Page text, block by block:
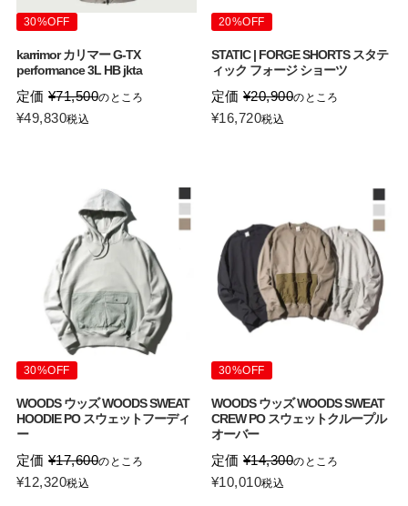
30%OFF
karrimor カリマー G-TX
performance 3L HB jkta
定価 ¥71,500のところ
¥49,830税込
20%OFF
STATIC | FORGE SHORTS スタテ
ィック フォージ ショーツ
定価 ¥20,900のところ
¥16,720税込
30%OFF
WOODS ウッズ WOODS SWEAT
HOODIE PO スウェットフーディ
ー
定価 ¥17,600のところ
¥12,320税込
30%OFF
WOODS ウッズ WOODS SWEAT
CREW PO スウェットクループル
オーバー
定価 ¥14,300のところ
¥10,010税込